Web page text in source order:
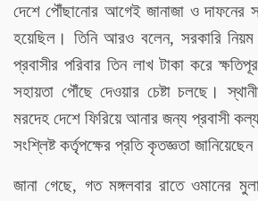
দেশে পৌঁছানোর আগেই জানাজা ও দাফনের
হয়েছিল। তিনি আরও বলেন, সরকারি
প্রবাসীর পরিবার তিন লাখ টাকা করে
সহায়তা পৌঁছে দেওয়ার চেষ্টা চলছে।
মরদেহ দেশে ফিরিয়ে আনার জন্য প্রবাসী
সংশ্লিষ্ট কর্তৃপক্ষের প্রতি কৃতজ্ঞতা
জানা গেছে, গত মঙ্গলবার রাতে ওমানের